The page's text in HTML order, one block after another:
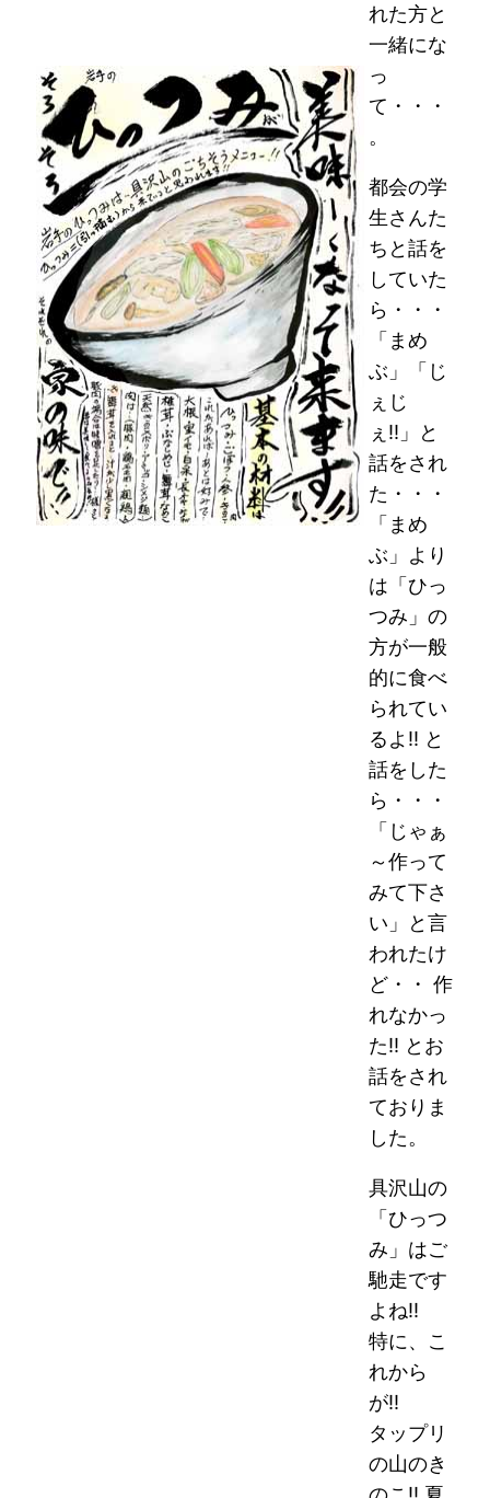
れた方と
一緒にな
っ
て・・・
。
都会の学
生さんた
ちと話を
していた
ら・・・
「まめ
ぶ」「じ
ぇじ
ぇ!!」と
話をされ
た・・・
「まめ
ぶ」より
は「ひっ
つみ」の
方が一般
的に食べ
られてい
るよ!! と
話をした
ら・・・
「じゃぁ
～作って
みて下さ
い」と言
われたけ
ど・・ 作
れなかっ
た!! とお
話をされ
ておりま
した。
具沢山の
「ひっつ
み」はご
馳走です
よね!!
特に、こ
れから
が!!
タップリ
の山のき